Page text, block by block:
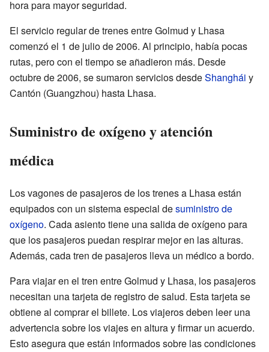
hora para mayor seguridad.
El servicio regular de trenes entre Golmud y Lhasa
comenzó el 1 de julio de 2006. Al principio, había pocas
rutas, pero con el tiempo se añadieron más. Desde
octubre de 2006, se sumaron servicios desdeShanghái y
Cantón (Guangzhou) hasta Lhasa.
Suministro de oxígeno y atención
médica
Los vagones de pasajeros de los trenes a Lhasa están
equipados con un sistema especial desuministro de
oxígeno. Cada asiento tiene una salida de oxígeno para
que los pasajeros puedan respirar mejor en las alturas.
Además, cada tren de pasajeros lleva un médico a bordo.
Para viajar en el tren entre Golmud y Lhasa, los pasajeros
necesitan una tarjeta de registro de salud. Esta tarjeta se
obtiene al comprar el billete. Los viajeros deben leer una
advertencia sobre los viajes en altura y firmar un acuerdo.
Esto asegura que están informados sobre las condiciones